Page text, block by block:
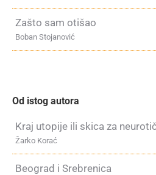
Zašto sam otišao
Boban Stojanović
Od istog autora
Kraj utopije ili skica za
Žarko Korać
Beograd i Srebrenica